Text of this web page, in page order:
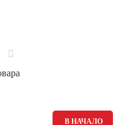
В НАЧАЛО